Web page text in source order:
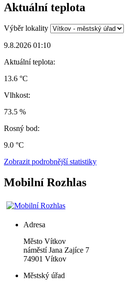
Aktuální teplota
Výběr lokality
9.8.2026 01:10
Aktuální teplota:
13.6 °C
Vlhkost:
73.5 %
Rosný bod:
9.0 °C
Zobrazit podrobnější statistiky
Mobilní Rozhlas
Adresa
Město Vítkov
náměstí Jana Zajíce 7
74901 Vítkov
Městský úřad